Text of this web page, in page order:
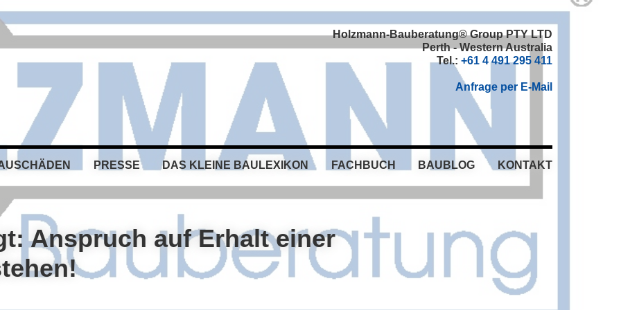
Holzmann-Bauberatung® Group PTY LTD
Perth - Western Australia
Tel.: +61 4 491 295 411
Anfrage per E-Mail
PRESSE DAS KLEINE BAULEXIKON FACHBUCH BAUBLOG KONTAKT
Anspruch auf Erhalt einer